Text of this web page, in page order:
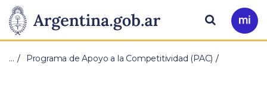
Presidencia
de
Pasar al contenido principal
Ir
a
Buscar
… Programa de Apoyo a la Competitividad (PAC)